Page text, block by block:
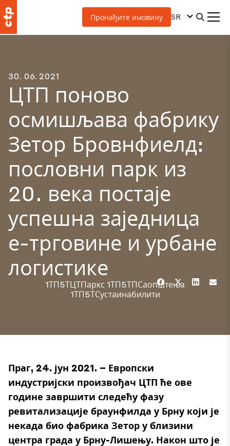
Пронађите имовину SR
30. 06. 2021
ЦТП поново
осмишљава фабрику
Зетор Бровнфиелд:
пословни парк из
20. века постаје
успешна заједница
е-трговине и урбане
логистике
1ТП5ТЦТПаркс 1ТП5ТПСаопштења
1ТП5ТСустаинабилити
Праг, 24. јун 2021. – Европски
индустријски произвођач ЦТП ће ове
године завршити следећу фазу
ревитализације браунфилда у Брну који је
некада био фабрика Зетор у близини
центра града у Брну-Лишењу. Након што је